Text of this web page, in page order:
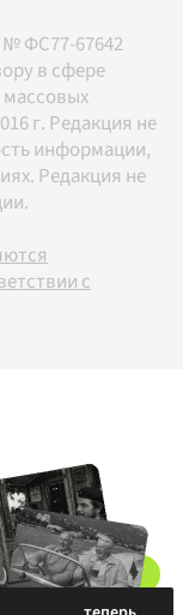
ФС77-67642
в сфере
г. Редакция не
информации,
Редакция не
с